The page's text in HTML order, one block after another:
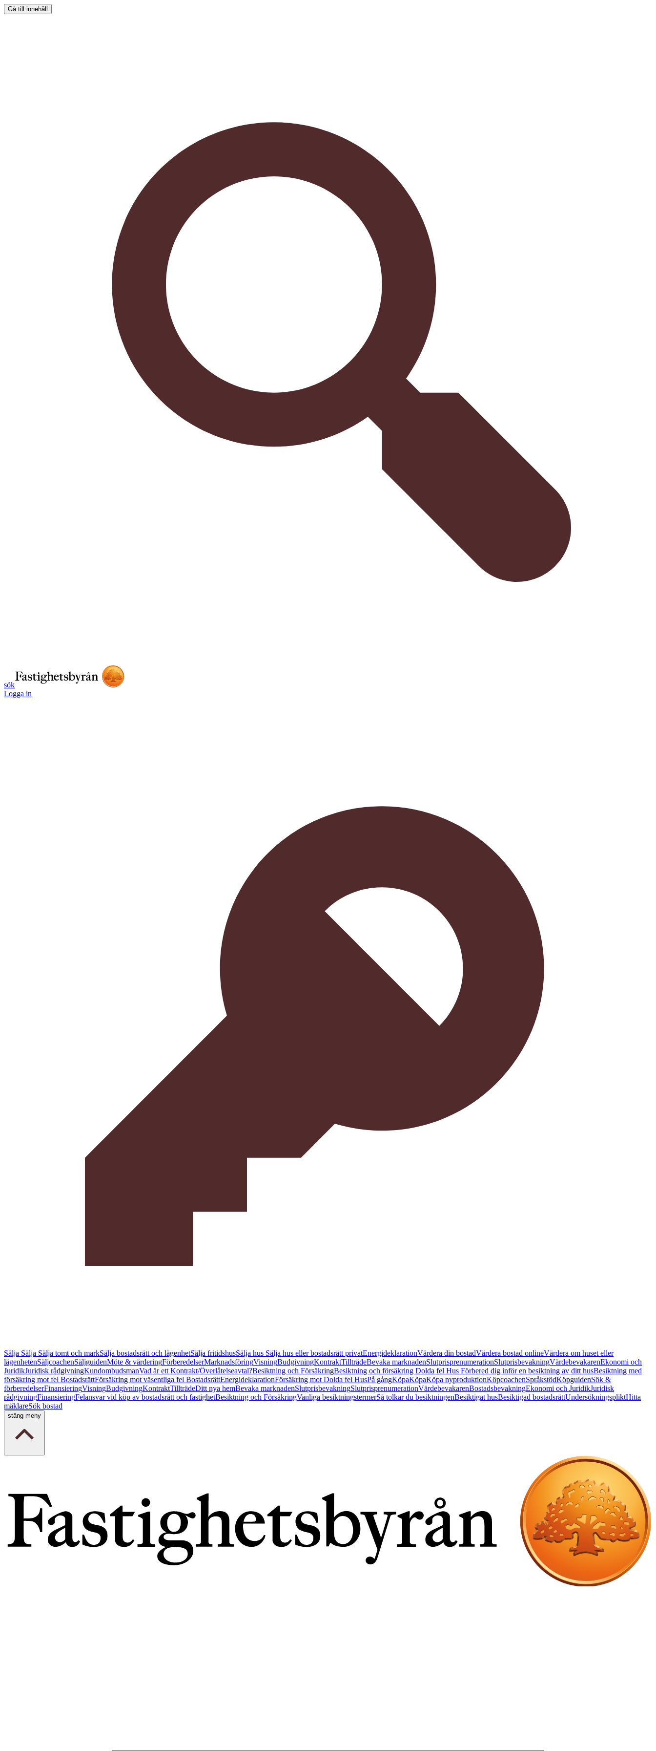
Gå till innehåll
sök
Logga in
Sälja Sälja Sälja tomt och markSälja bostadsrätt och lägenhetSälja fritidshusSälja hus Sälja hus eller bostadsrätt privatEnergideklarationVärdera din bostadVärdera bostad onlineVärdera om huset eller
lägenhetenSäljcoachenSäljguidenMöte & värderingFörberedelserMarknadsföringVisningBudgivningKontraktTillträdeBevaka marknadenSlutprisprenumerationSlutprisbevakningVärdebevakarenEkonomi och
JuridikJuridisk rådgivningKundombudsmanVad är ett Kontrakt/Överlåtelseavtal?Besiktning och FörsäkringBesiktning och försäkring Dolda fel Hus Förbered dig inför en besiktning av ditt husBesiktning med
försäkring mot fel BostadsrättFörsäkring mot väsentliga fel BostadsrättEnergideklarationFörsäkring mot Dolda fel HusPå gångKöpaKöpaKöpa nyproduktionKöpcoachenSpråkstödKöpguidenSök &
förberedelserFinansieringVisningBudgivningKontraktTillträdeDitt nya hemBevaka marknadenSlutprisbevakningSlutprisprenumerationVärdebevakarenBostadsbevakningEkonomi och JuridikJuridisk
rådgivningFinansieringFelansvar vid köp av bostadsrätt och fastighetBesiktning och FörsäkringVanliga besiktningstermerSå tolkar du besiktningenBesiktigat husBesiktigad bostadsrättUndersökningspliktHitta
mäklareSök bostad
stäng meny